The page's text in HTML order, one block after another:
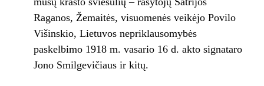
Raganos, Žemaitės, visuomenės veikėjo Povilo
Višinskio, Lietuvos nepriklausomybės
paskelbimo 1918 m. vasario 16 d. akto signataro
Jono Smilgevičiaus ir kitų.